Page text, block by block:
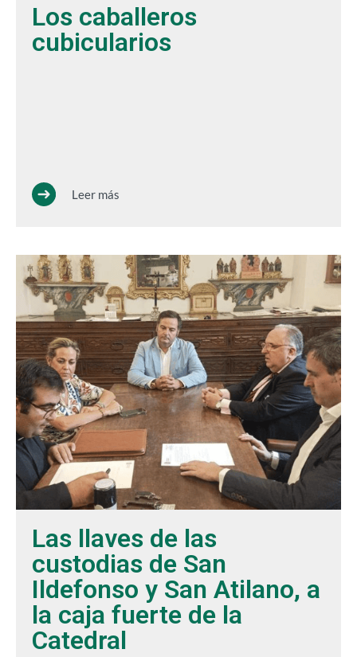
Los caballeros
cubicularios
Leer más
Las llaves de las
custodias de San
Ildefonso y San Atilano, a
la caja fuerte de la
Catedral